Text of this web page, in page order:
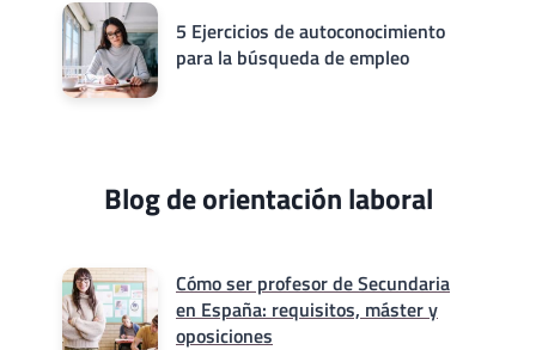
5 Ejercicios de autoconocimiento
para la búsqueda de empleo
Blog de orientación laboral
Cómo ser profesor de Secundaria
en España: requisitos, máster y
oposiciones